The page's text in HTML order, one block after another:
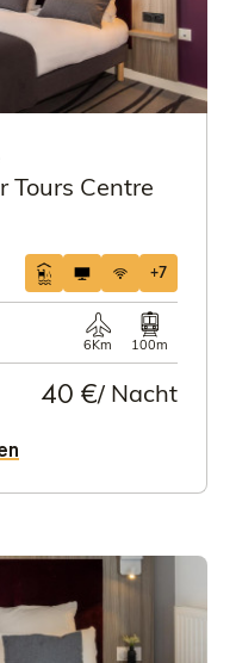
Tours Centre
+7
6Km 100m
40 €/ Nacht